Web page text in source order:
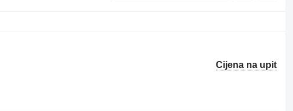
Cijena na upit